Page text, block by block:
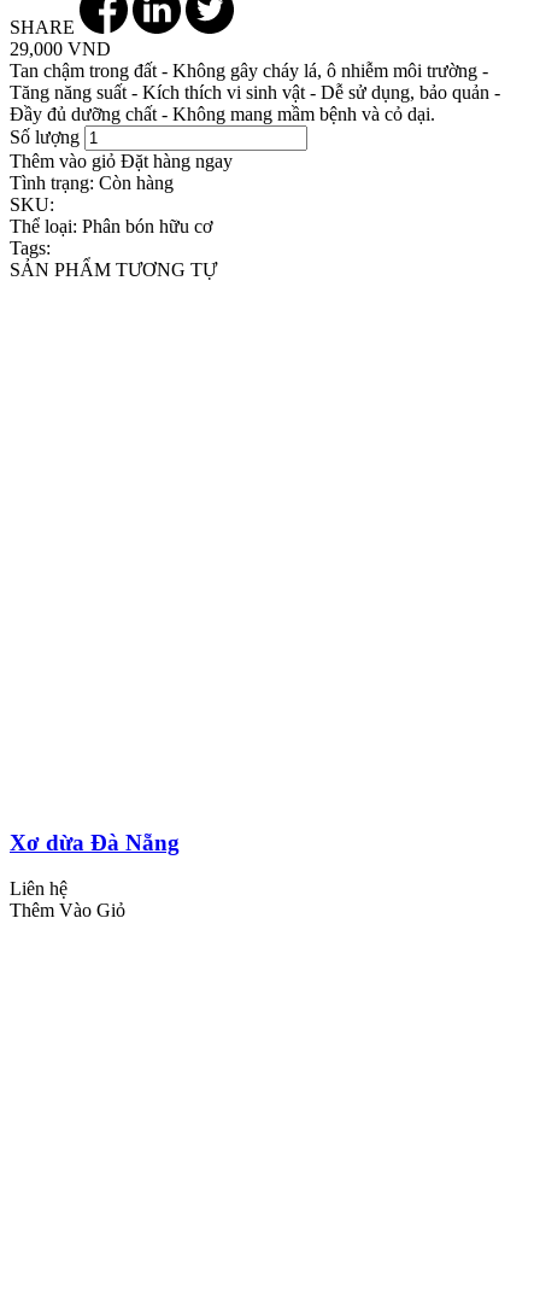
SHARE
29,000 VND
Tan chậm trong đất - Không gây cháy lá, ô nhiễm môi trường -
Tăng năng suất - Kích thích vi sinh vật - Dễ sử dụng, bảo quản -
Đầy đủ dưỡng chất - Không mang mầm bệnh và cỏ dại.
Số lượng
Thêm vào giỏ Đặt hàng ngay
Tình trạng: Còn hàng
SKU:
Thể loại: Phân bón hữu cơ
Tags:
SẢN PHẨM TƯƠNG TỰ
Xơ dừa Đà Nẵng
Liên hệ
Thêm Vào Giỏ